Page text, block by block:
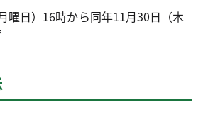
曜日）16時から同年11月30日（木